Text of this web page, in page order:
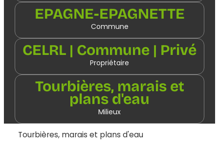
EPAGNE-EPAGNETTE
Commune
CELRL | Commune | Privé
Propriétaire
Tourbières, marais et
plans d'eau
Milieux
Tourbières, marais et plans d'eau